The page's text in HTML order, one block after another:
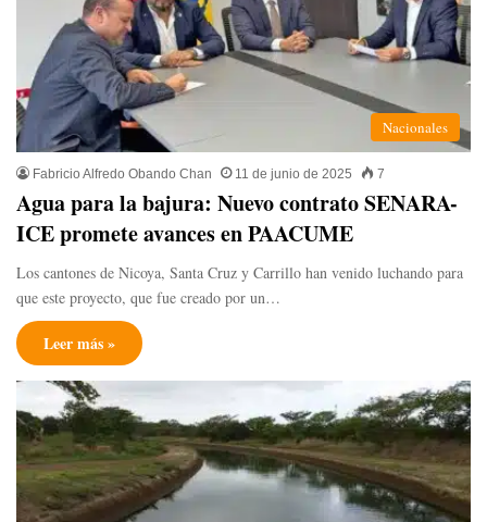
Nacionales
Fabricio Alfredo Obando Chan 11 de junio de 2025 7
Agua para la bajura: Nuevo contrato SENARA-
ICE promete avances en PAACUME
Los cantones de Nicoya, Santa Cruz y Carrillo han venido luchando para
que este proyecto, que fue creado por un…
Leer más »